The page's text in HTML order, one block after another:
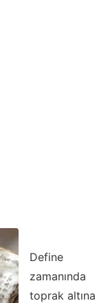
Define
zamanında
toprak altına